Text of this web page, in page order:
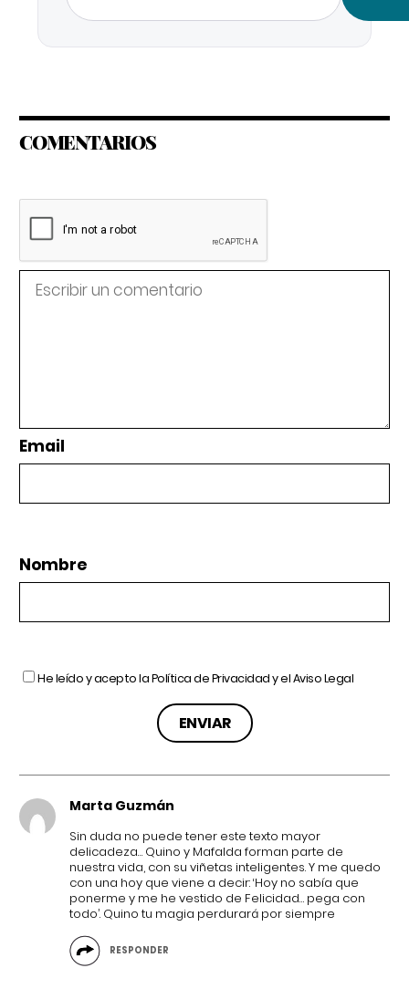
COMENTARIOS
Email
Nombre
He leído y acepto laPolítica de Privacidady elAviso Legal
Marta Guzmán
Sin duda no puede tener este texto mayor
delicadeza… Quino y Mafalda forman parte de
nuestra vida, con su viñetas inteligentes. Y me quedo
con una hoy que viene a decir: ‘Hoy no sabía que
ponerme y me he vestido de Felicidad… pega con
todo’. Quino tu magia perdurará por siempre
RESPONDER